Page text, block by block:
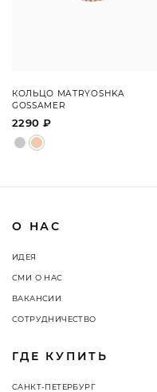
КОЛЬЦО MATRYOSHKA
GOSSAMER
2290 ₽
О НАС
ИДЕЯ
СМИ О НАС
ВАКАНСИИ
СОТРУДНИЧЕСТВО
ГДЕ КУПИТЬ
САНКТ-ПЕТЕРБУРГ